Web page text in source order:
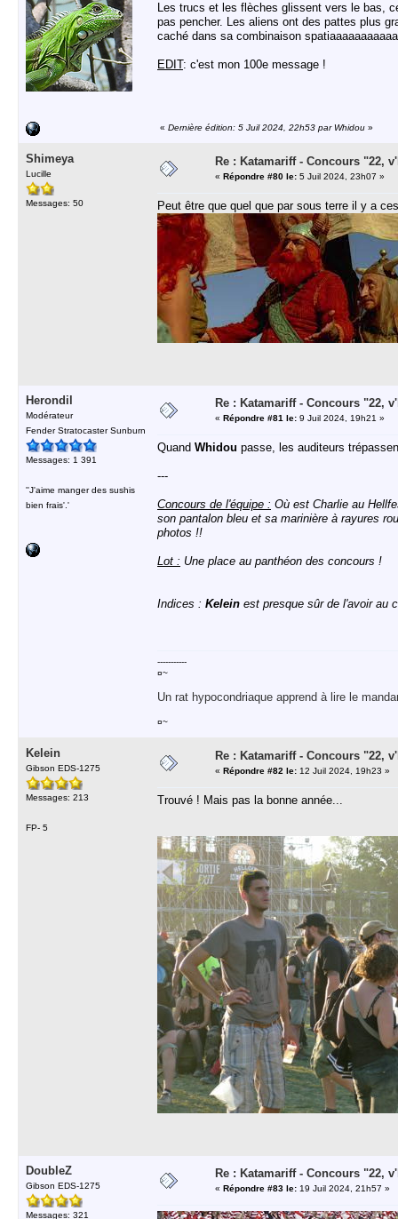
Les trucs et les flèches glissent vers le bas,
pas pencher. Les aliens ont des pattes plus
caché dans sa combinaison
EDIT: c'est mon 100e message !
« Dernière édition: 5 Juil 2024, 22h53 par Whidou »
Shimeya
Lucille
Messages: 50
Re : Katamariff - Concours "22,
« Répondre #80 le: 5 Juil 2024, 23h07 »
Peut être que quel que par sous terre il y a
Herondil
Modérateur
Fender Stratocaster Sunburn
Messages: 1 391
''J'aime manger des sushis
bien frais'.'
Re : Katamariff - Concours "22,
« Répondre #81 le: 9 Juil 2024, 19h21 »
Quand Whidou passe, les auditeurs
---
Concours de l'équipe : Où est Charlie au
son pantalon bleu et sa marinière à rayures
photos !!
Lot : Une place au panthéon des concours !
Indices : Kelein est presque sûr de l'avoir au
-----------
¤~
Un rat hypocondriaque apprend à lire le
¤~
Kelein
Gibson EDS-1275
Messages: 213
FP- 5
Re : Katamariff - Concours "22,
« Répondre #82 le: 12 Juil 2024, 19h23 »
Trouvé ! Mais pas la bonne année...
DoubleZ
Gibson EDS-1275
Messages: 321
Re : Katamariff - Concours "22,
« Répondre #83 le: 19 Juil 2024, 21h57 »